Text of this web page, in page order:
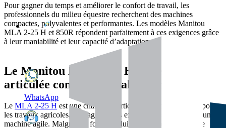
WhatsApp
Pour gagner du temps et améliorer le confort de travail, les
professionnels du milieu équestre recherchent des machines
compactes, polyvalentes et performantes. Les modèles Manitou
MLA 2-25 H et 850R répondent parfaitement à ces exigences grâce
à leur maniabilité et leur capacité d’adaptation.
Le Manitou MLA 2-25 H : une chargeuse
articulée compacte idéale pour les écuries
Le MLA 2-25 H est une chargeuse articulée compacte pensée pour
les travaux agricoles, paysagers et les exploitations nécessitant une
machine agile. Malgré son format réduit, cette machine offre de